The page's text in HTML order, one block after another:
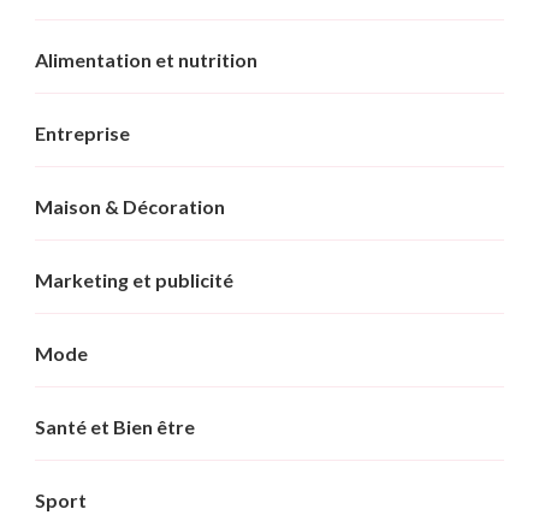
Alimentation et nutrition
Entreprise
Maison & Décoration
Marketing et publicité
Mode
Santé et Bien être
Sport